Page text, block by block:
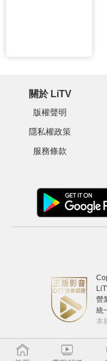
關於 LiTV
版權聲明
隱私權政策
服務條款
營
統
本